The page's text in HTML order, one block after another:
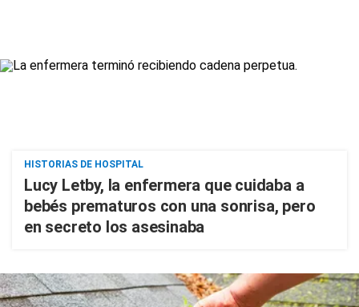
HISTORIAS DE HOSPITAL
Lucy Letby, la enfermera que cuidaba a
bebés prematuros con una sonrisa, pero
en secreto los asesinaba